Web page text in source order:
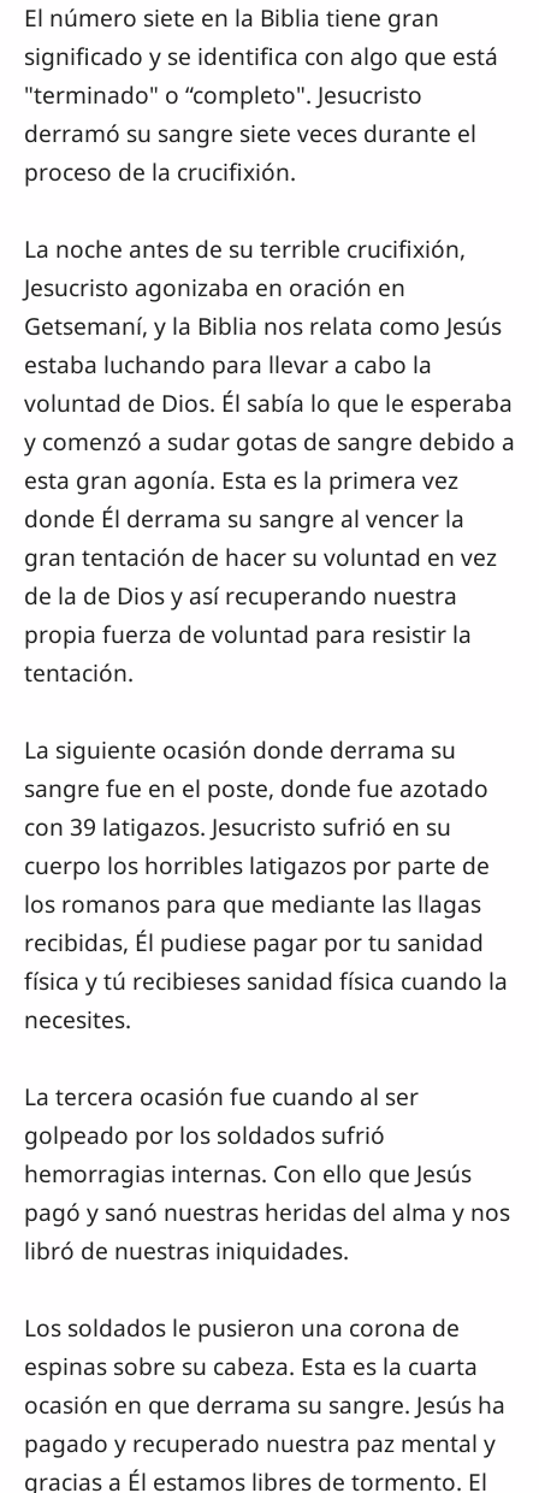
El número siete en la Biblia tiene gran
significado y se identifica con algo que está
"terminado" o “completo". Jesucristo
derramó su sangre siete veces durante el
proceso de la crucifixión.
La noche antes de su terrible crucifixión,
Jesucristo agonizaba en oración en
Getsemaní, y la Biblia nos relata como Jesús
estaba luchando para llevar a cabo la
voluntad de Dios. Él sabía lo que le esperaba
y comenzó a sudar gotas de sangre debido a
esta gran agonía. Esta es la primera vez
donde Él derrama su sangre al vencer la
gran tentación de hacer su voluntad en vez
de la de Dios y así recuperando nuestra
propia fuerza de voluntad para resistir la
tentación.
La siguiente ocasión donde derrama su
sangre fue en el poste, donde fue azotado
con 39 latigazos. Jesucristo sufrió en su
cuerpo los horribles latigazos por parte de
los romanos para que mediante las llagas
recibidas, Él pudiese pagar por tu sanidad
física y tú recibieses sanidad física cuando la
necesites.
La tercera ocasión fue cuando al ser
golpeado por los soldados sufrió
hemorragias internas. Con ello que Jesús
pagó y sanó nuestras heridas del alma y nos
libró de nuestras iniquidades.
Los soldados le pusieron una corona de
espinas sobre su cabeza. Esta es la cuarta
ocasión en que derrama su sangre. Jesús ha
pagado y recuperado nuestra paz mental y
gracias a Él estamos libres de tormento. El